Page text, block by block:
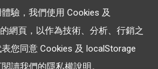
驗，我們使用 Cookies 及
網頁，以作為技術、分析、行銷之
您同意 Cookies 及 localStorage
讀我們的隱私權說明。